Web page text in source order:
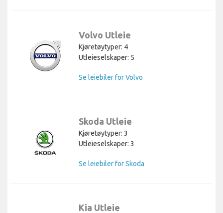
Volvo Utleie
Kjøretøytyper: 4
Utleieselskaper: 5
Se leiebiler for Volvo
Skoda Utleie
Kjøretøytyper: 3
Utleieselskaper: 3
Se leiebiler for Skoda
Kia Utleie